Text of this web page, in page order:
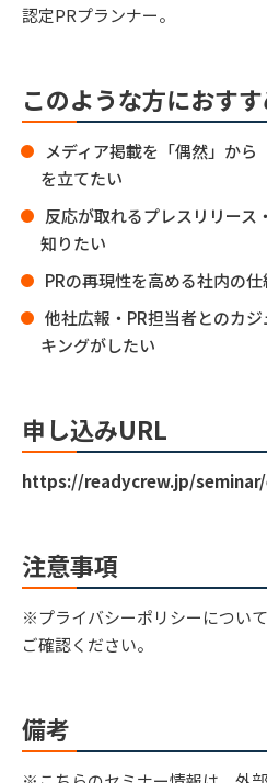
認定PRプランナー。
このような方におす
メディア掲載を「偶然」か
を立てたい
反応が取れるプレスリリース
知りたい
PRの再現性を高める社内の
他社広報・PR担当者とのカ
キングがしたい
申し込みURL
https://readycrew.jp/
注意事項
※プライバシーポリシーについ
ご確認ください。
備考